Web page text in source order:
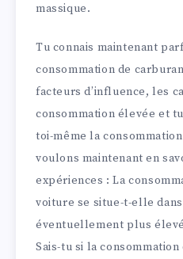
massique.
Tu connais maintenant
consommation de
facteurs d’influence, les
consommation élevée et
toi-même la
voulons maintenant en
expériences : La
voiture se situe-t-elle
éventuellement plus
Sais-tu si la